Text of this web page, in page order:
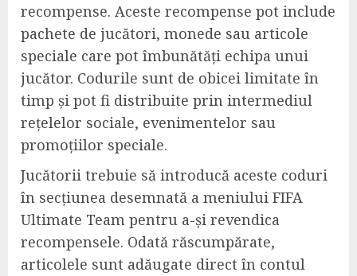
recompense. Aceste recompense pot include
pachete de jucători, monede sau articole
speciale care pot îmbunătăți echipa unui
jucător. Codurile sunt de obicei limitate în
timp și pot fi distribuite prin intermediul
rețelelor sociale, evenimentelor sau
promoțiilor speciale.
Jucătorii trebuie să introducă aceste coduri
în secțiunea desemnată a meniului FIFA
Ultimate Team pentru a-și revendica
recompensele. Odată răscumpărate,
articolele sunt adăugate direct în contul